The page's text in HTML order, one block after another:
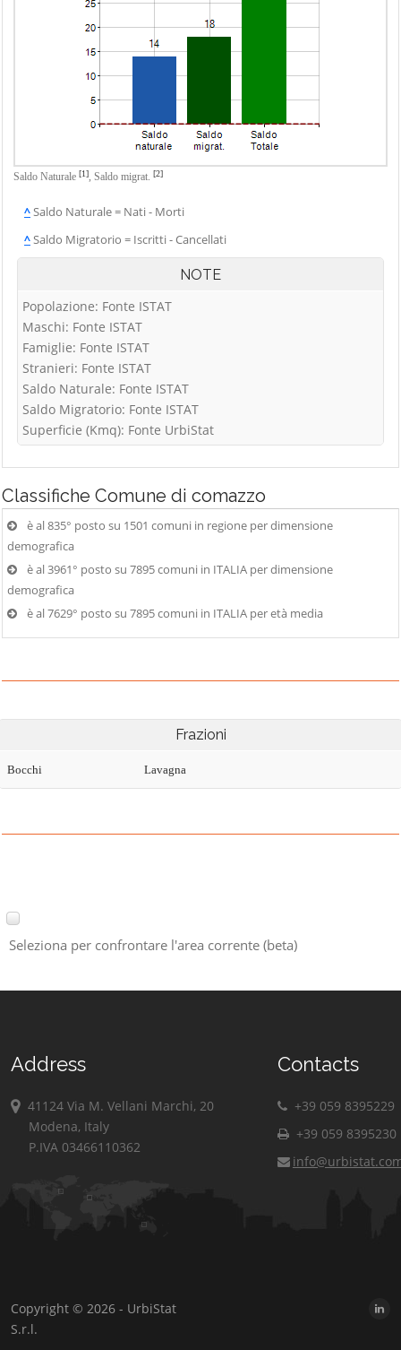
Saldo Naturale [1], Saldo migrat. [2]
^Saldo Naturale = Nati - Morti
^Saldo Migratorio = Iscritti - Cancellati
NOTE
Popolazione: Fonte ISTAT
Maschi: Fonte ISTAT
Famiglie: Fonte ISTAT
Stranieri: Fonte ISTAT
Saldo Naturale: Fonte ISTAT
Saldo Migratorio: Fonte ISTAT
Superficie (Kmq): Fonte UrbiStat
Classifiche Comune di comazzo
è al 835° posto su 1501 comuni in regione per dimensione
demografica
è al 3961° posto su 7895 comuni in ITALIA per dimensione
demografica
è al 7629° posto su 7895 comuni in ITALIA per età media
Frazioni
Bocchi Lavagna
Seleziona per confrontare l'area corrente (beta)
Address
41124 Via M. Vellani Marchi, 20
Modena, Italy
P.IVA 03466110362
Contacts
+39 059 8395229
+39 059 8395230
Copyright © 2026 - UrbiStat
S.r.l.